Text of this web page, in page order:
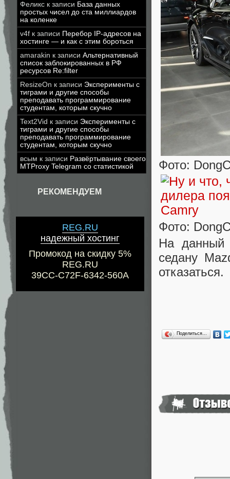
Феликс к записи База данных
простых чисел до ста миллиардов
на коленке
v4f к записи Перебор IP-адресов на
хостинге — и как с этим бороться
amarakin к записи Альтернативный
список заблокированных в РФ
ресурсов Re:filter
ResizeOn к записи Эксперименты с
тиграми и другие способы
преподавать программирование
студентам, которым скучно
Text2Vid к записи Эксперименты с
тиграми и другие способы
преподавать программирование
студентам, которым скучно
всым к записи Развёртывание своего
MTProxy Telegram со статистикой
РЕКОМЕНДУЕМ
REG.RU
надежный хостинг
Промокод на скидку 5%
REG.RU
39CC-C72F-6342-560A
Фото:
Фото:
На данный
седану
Поделиться…